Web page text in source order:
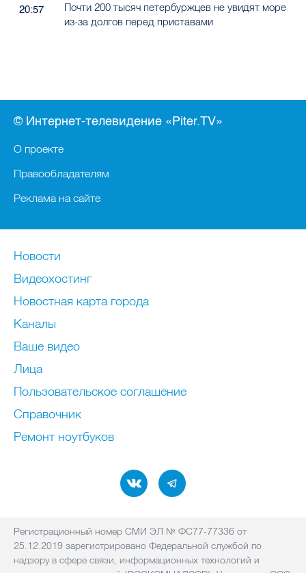
20:57
Почти 200 тысяч петербуржцев не увидят море
из-за долгов перед приставами
© Интернет-телевидение «Piter.TV»
О проекте
Правообладателям
Реклама на сайте
Новости
Видеохостинг
Новостная карта города
Каналы
Ваше видео
Лица
Пользовательское соглашение
Справочник
Ремонт нoутбуков
Регистрационный номер СМИ ЭЛ № ФС77-77336 от
25.12.2019 зарегистрировано Федеральной службой по
надзору в сфере связи, информационных технологий и